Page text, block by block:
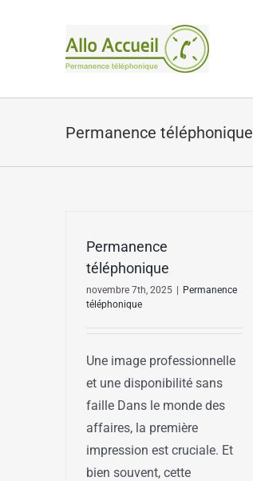
Permanence téléphonique
Permanence
téléphonique
novembre 7th, 2025
Permanence
téléphonique
Une image professionnelle
et une disponibilité sans
faille Dans le monde des
affaires, la première
impression est cruciale. Et
bien souvent, cette